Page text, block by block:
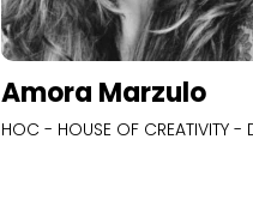
Amora Marzulo
HOC - HOUSE OF CREATIVITY